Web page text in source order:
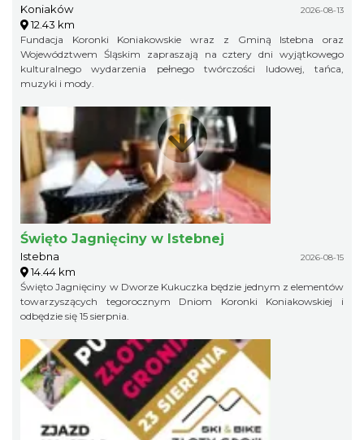
Koniaków 2026-08-13
12.43 km
Fundacja Koronki Koniakowskie wraz z Gminą Istebna oraz
Województwem Śląskim zapraszają na cztery dni wyjątkowego
kulturalnego wydarzenia pełnego twórczości ludowej, tańca,
muzyki i mody.
Święto Jagnięciny w Istebnej
Istebna 2026-08-15
14.44 km
Święto Jagnięciny w Dworze Kukuczka będzie jednym z elementów
towarzyszących tegorocznym Dniom Koronki Koniakowskiej i
odbędzie się 15 sierpnia.